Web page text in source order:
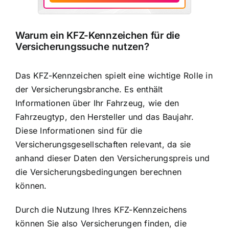
Warum ein KFZ-Kennzeichen für die
Versicherungssuche nutzen?
Das KFZ-Kennzeichen spielt eine wichtige Rolle in
der Versicherungsbranche. Es enthält
Informationen über Ihr Fahrzeug, wie den
Fahrzeugtyp, den Hersteller und das Baujahr.
Diese Informationen sind für die
Versicherungsgesellschaften relevant, da sie
anhand dieser Daten den Versicherungspreis und
die Versicherungsbedingungen berechnen
können.
Durch die Nutzung Ihres KFZ-Kennzeichens
können Sie also Versicherungen finden, die